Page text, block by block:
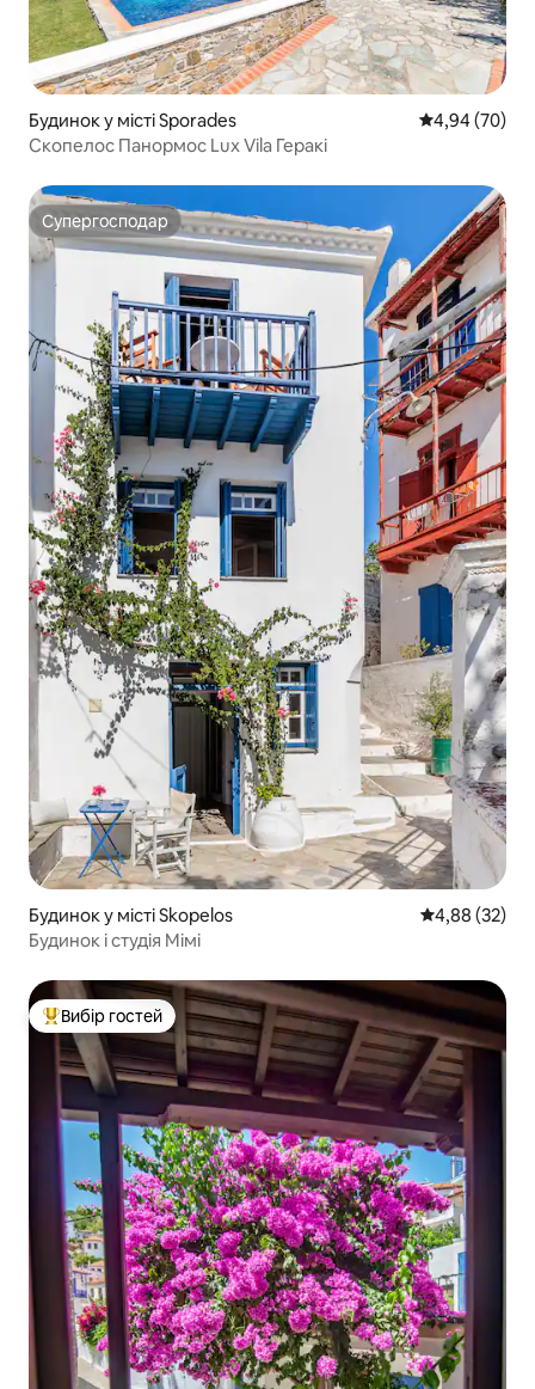
Будинок у місті Sporades Середня
4,94 (70)
Скопелос Панормос Lux Vila Геракі
Супергосподар
Супергосподар
Будинок у місті Skopelos Середня
4,88 (32)
Будинок і студія Мімі
Топ вибір гостей
Вибір гостей